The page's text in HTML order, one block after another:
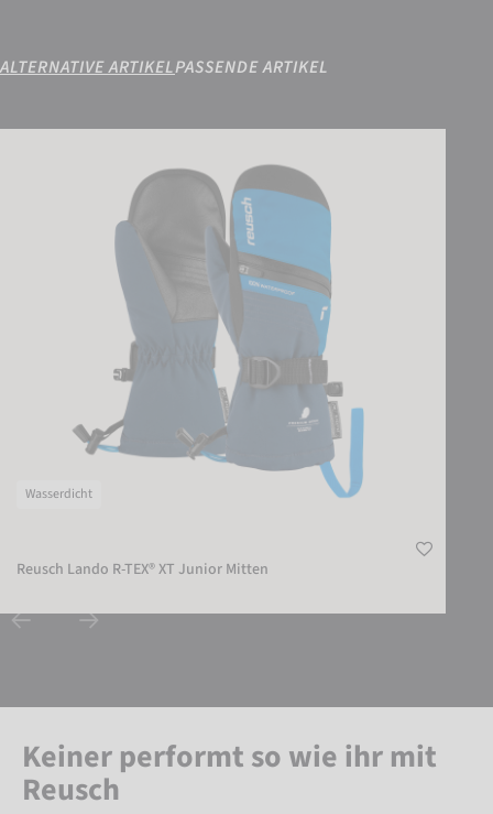
EXTERNE MEDIEN AKZEPTIEREN
ALTERNATIVE ARTIKELPASSENDE ARTIKEL
Wasserdicht
Reusch Lando R-TEX® XT Junior Mitten
Keiner performt so wie ihr mit
Reusch